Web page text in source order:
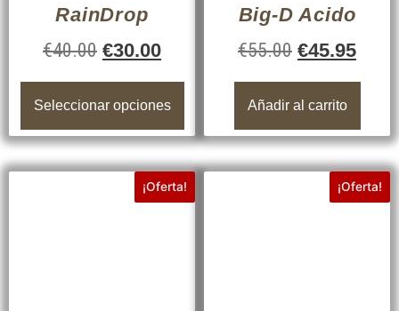
RainDrop
€40.00 €30.00
Seleccionar opciones
Big-D Acido
€55.00 €45.95
Añadir al carrito
¡Oferta! ¡Oferta!